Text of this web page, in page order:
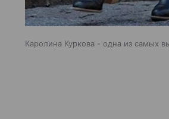
Каролина Куркова - одна из самых